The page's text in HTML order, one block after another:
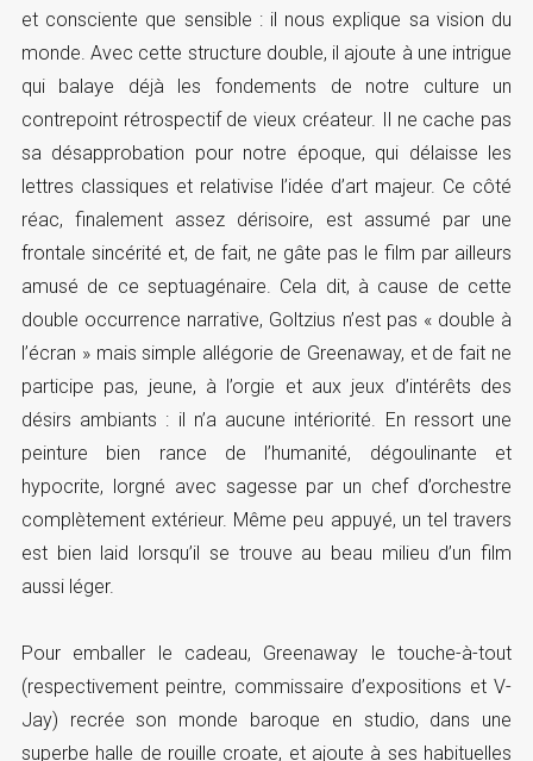
et consciente que sensible : il nous explique sa vision du
monde. Avec cette structure double, il ajoute à une intrigue
qui balaye déjà les fondements de notre culture un
contrepoint rétrospectif de vieux créateur. Il ne cache pas
sa désapprobation pour notre époque, qui délaisse les
lettres classiques et relativise l’idée d’art majeur. Ce côté
réac, finalement assez dérisoire, est assumé par une
frontale sincérité et, de fait, ne gâte pas le film par ailleurs
amusé de ce septuagénaire. Cela dit, à cause de cette
double occurrence narrative, Goltzius n’est pas « double à
l’écran » mais simple allégorie de Greenaway, et de fait ne
participe pas, jeune, à l’orgie et aux jeux d’intérêts des
désirs ambiants : il n’a aucune intériorité. En ressort une
peinture bien rance de l’humanité, dégoulinante et
hypocrite, lorgné avec sagesse par un chef d’orchestre
complètement extérieur. Même peu appuyé, un tel travers
est bien laid lorsqu’il se trouve au beau milieu d’un film
aussi léger.
Pour emballer le cadeau, Greenaway le touche-à-tout
(respectivement peintre, commissaire d’expositions et V-
Jay) recrée son monde baroque en studio, dans une
superbe halle de rouille croate, et ajoute à ses habituelles